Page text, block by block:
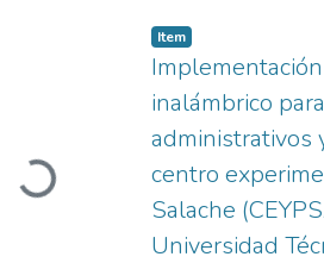
LATACUNGA Y
QUITO Y
CEDAL S.A.", se ha
requerimientos y
departamento
proyecto ayuda al
que se genera en
colabora en la toma
Item
inalámbrico
administrativos
centro
Salache
Universidad